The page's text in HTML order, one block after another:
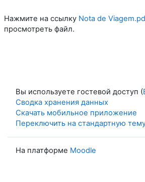
Нажмите на ссылку Nota de
просмотреть файл.
Вы используете гостевой доступ (
Сводка хранения данных
Скачать мобильное приложение
Переключить на стандартную
На платформе Moodle